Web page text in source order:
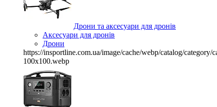
Дрони та аксесуари для дронів
Аксесуари для дронів
Дрони
https://insportline.com.ua/image/cache/webp/catalog/category/
100x100.webp